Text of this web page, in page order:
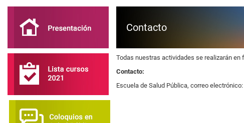
Contacto
Todas nuestras actividades se realizarán en
Contacto:
Escuela de Salud Pública, correo